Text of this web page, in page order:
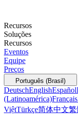
Recursos
Soluções
Recursos
Eventos
Equipe
Preços
Português (Brasil)
DeutschEnglishEspañol
(Latinoamérica)Français
ViệtTürkçe简体中文繁